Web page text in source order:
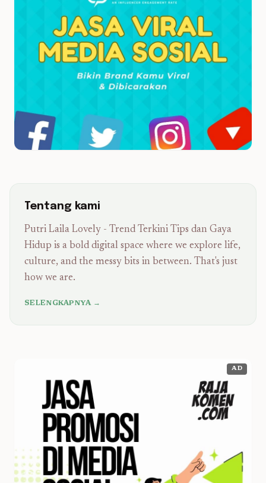
Tentang kami
Putri Laila Lovely - Trend Terkini Tips dan Gaya
Hidup is a bold digital space where we explore life,
culture, and the messy bits in between. That's just
how we are.
SELENGKAPNYA →
AD